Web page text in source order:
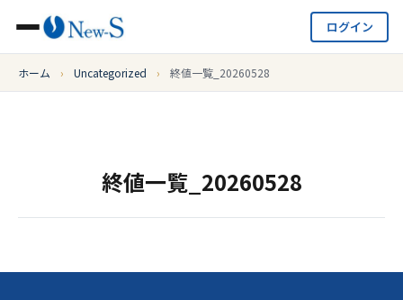
ログイン
ホーム › Uncategorized › 終値一覧_20260528
終値一覧_20260528